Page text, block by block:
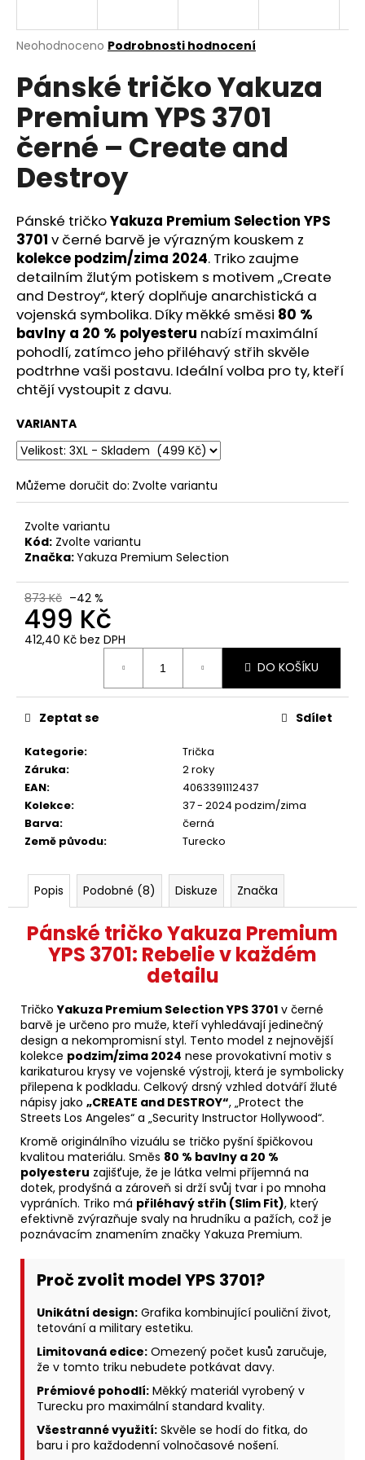
Průměrné
produktu
je
0,0
5
hvězdiček.
Neohodnoceno Podrobnosti hodnocení
Pánské tričko Yakuza
Premium YPS 3701
černé – Create and
Destroy
Pánské tričkoYakuza Premium Selection YPS
3701 v černé barvě je výrazným kouskem z
kolekce podzim/zima 2024. Triko zaujme
detailním žlutým potiskem s motivem „Create
and Destroy“, který doplňuje anarchistická a
vojenská symbolika. Díky měkké směsi 80 %
bavlny a 20 % polyesteru nabízí maximální
pohodlí, zatímco jeho přiléhavý střih skvěle
podtrhne vaši postavu. Ideální volba pro ty, kteří
chtějí vystoupit z davu.
VARIANTA
Můžeme doručit do: Zvolte variantu
Zvolte variantu
Kód: Zvolte variantu
Značka:Yakuza Premium Selection
873 Kč –42 %
499 Kč
412,40 Kč bez DPH
DO KOŠÍKU
Kategorie:
Trička
Záruka:
2 roky
EAN:
4063391112437
Kolekce:
37 - 2024 podzim/zima
Barva:
černá
Země původu: Turecko
Zeptat se Sdílet
Popis Podobné (8) Diskuze Značka
Pánské tričko Yakuza Premium
YPS 3701: Rebelie v každém
detailu
TričkoYakuza Premium Selection YPS 3701 v černé
barvě je určeno pro muže, kteří vyhledávají jedinečný
design a nekompromisní styl. Tento model z nejnovější
kolekce podzim/zima 2024 nese provokativní motiv s
karikaturou krysy ve vojenské výstroji, která je symbolicky
přilepena k podkladu. Celkový drsný vzhled dotváří žluté
nápisy jako „CREATE and DESTROY“, „Protect the
Streets Los Angeles“ a „Security Instructor Hollywood“.
Kromě originálního vizuálu se tričko pyšní špičkovou
kvalitou materiálu. Směs 80 % bavlny a 20 %
polyesteru zajišťuje, že je látka velmi příjemná na
dotek, prodyšná a zároveň si drží svůj tvar i po mnoha
vypráních. Triko má přiléhavý střih (Slim Fit), který
efektivně zvýrazňuje svaly na hrudníku a pažích, což je
poznávacím znamením značky Yakuza Premium.
Proč zvolit model YPS 3701?
Unikátní design: Grafika kombinující pouliční život,
tetování a military estetiku.
Limitovaná edice: Omezený počet kusů zaručuje,
že v tomto triku nebudete potkávat davy.
Prémiové pohodlí: Měkký materiál vyrobený v
Turecku pro maximální standard kvality.
Všestranné využití: Skvěle se hodí do fitka, do
baru i pro každodenní volnočasové nošení.
j
t
?
D
o
p
o
r
u
č
u
e
m
e
PÁNSKÉ
OLIVOVÉ
TRIČKO
YAKUZA
PREMIUM
204
BROKEN
LEGEND
848